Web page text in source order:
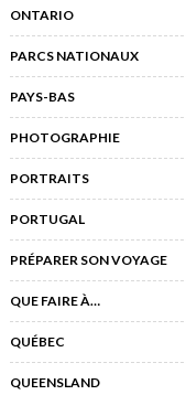
ONTARIO
PARCS NATIONAUX
PAYS-BAS
PHOTOGRAPHIE
PORTRAITS
PORTUGAL
PRÉPARER SON VOYAGE
QUE FAIRE À…
QUÉBEC
QUEENSLAND